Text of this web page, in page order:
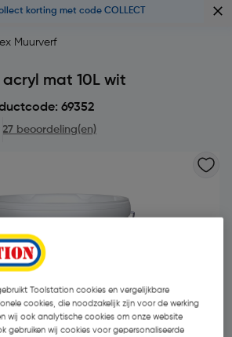
korting met code COLLECT
Muurverf
mat 10L wit
69352
27 beoordeling(en)
Toolstation cookies en vergelijkbare
cookies, die noodzakelijk zijn voor de werking
wij ook analytische cookies om onze website
gebruiken wij cookies voor gepersonaliseerde